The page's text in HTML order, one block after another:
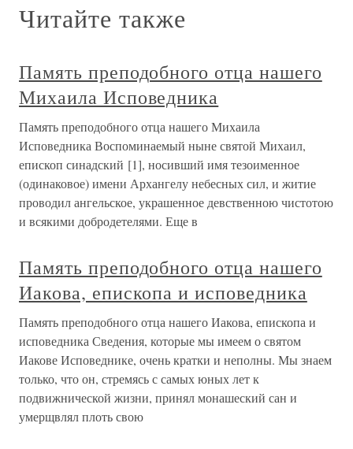
Читайте также
Память преподобного отца нашего
Михаила Исповедника
Память преподобного отца нашего Михаила
Исповедника Воспоминаемый ныне святой Михаил,
епископ синадский [1], носивший имя тезоименное
(одинаковое) имени Архангелу небесных сил, и житие
проводил ангельское, украшенное девственною чистотою
и всякими добродетелями. Еще в
Память преподобного отца нашего
Иакова, епископа и исповедника
Память преподобного отца нашего Иакова, епископа и
исповедника Сведения, которые мы имеем о святом
Иакове Исповеднике, очень кратки и неполны. Мы знаем
только, что он, стремясь с самых юных лет к
подвижнической жизни, принял монашеский сан и
умерщвлял плоть свою